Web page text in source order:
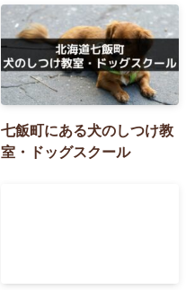
七飯町にある犬のしつけ教
室・ドッグスクール